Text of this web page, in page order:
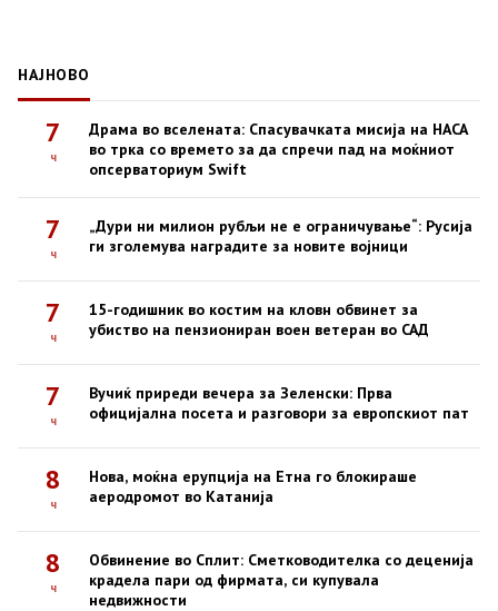
НАЈНОВО
7
ч
Драма во вселената: Спасувачката мисија на НАСА
во трка со времето за да спречи пад на моќниот
опсерваториум Swift
7
ч
„Дури ни милион рубљи не е ограничување“: Русија
ги зголемува наградите за новите војници
7
ч
15-годишник во костим на кловн обвинет за
убиство на пензиониран воен ветеран во САД
7
ч
Вучиќ приреди вечера за Зеленски: Прва
официјална посета и разговори за европскиот пат
8
ч
Нова, моќна ерупција на Етна го блокираше
аеродромот во Катанија
8
ч
Обвинение во Сплит: Сметководителка со деценија
крадела пари од фирмата, си купувала
недвижности